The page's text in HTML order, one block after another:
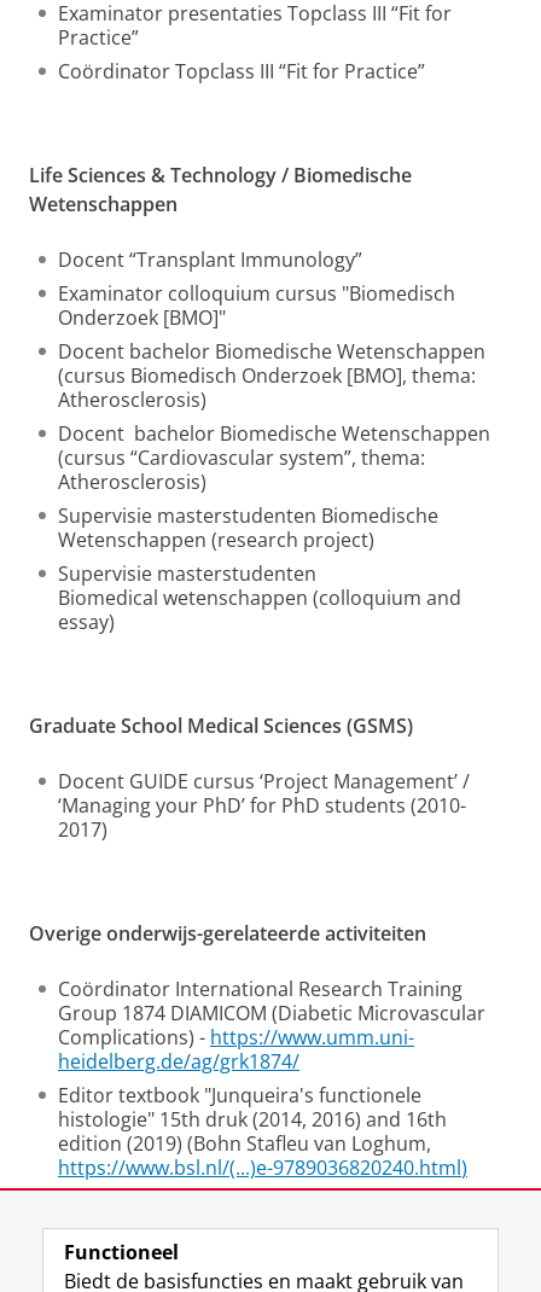
Examinator presentaties Topclass III “Fit for
Practice”
Coördinator Topclass III “Fit for Practice”
Life Sciences & Technology / Biomedische
Wetenschappen
Docent “Transplant Immunology”
Examinator colloquium cursus "Biomedisch
Onderzoek [BMO]"
Docent bachelor Biomedische Wetenschappen
(cursus Biomedisch Onderzoek [BMO], thema:
Atherosclerosis)
Docent bachelor Biomedische Wetenschappen
(cursus “Cardiovascular system”, thema:
Atherosclerosis)
Supervisie masterstudenten Biomedische
Wetenschappen (research project)
Supervisie masterstudenten
Biomedical wetenschappen (colloquium and
essay)
Graduate School Medical Sciences (GSMS)
Docent GUIDE cursus ‘Project Management’ /
‘Managing your PhD’ for PhD students (2010-
2017)
Overige onderwijs-gerelateerde activiteiten
Coördinator International Research Training
Group 1874 DIAMICOM (Diabetic Microvascular
Complications) - https://www.umm.uni-
heidelberg.de/ag/grk1874/
Editor textbook "Junqueira's functionele
histologie" 15th druk (2014, 2016) and 16th
edition (2019) (Bohn Stafleu van Loghum,
https://www.bsl.nl/(...)e-9789036820240.html)
Laatst gewijzigd: 25 juni 2022 01:12
Functioneel
Biedt de basisfuncties en maakt gebruik van